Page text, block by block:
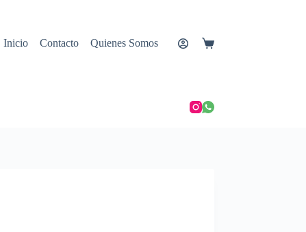
Inicio Contacto Quienes Somos
Carro